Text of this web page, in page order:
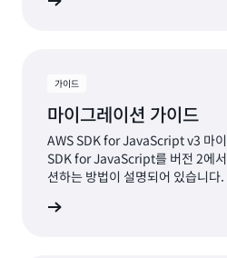
가이드
마이그레이션 가이드
AWS SDK for JavaScript v3 마
SDK for JavaScript를 버전 2에
션하는 방법이 설명되어 있습니다.